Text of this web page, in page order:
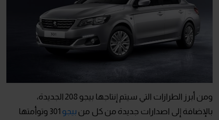
ومن أبرز الطرازات التي سيتم إنتاجها بيجو 208 الجديدة،
بالإضافة إلى اصدارات جديدة من كل من بيجو
301 وتوأمتها